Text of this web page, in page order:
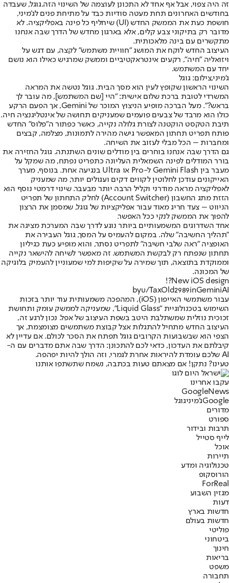
זה היה צפוי, אבל אף אחד לא התכונן לעוצמה של השינוי הזה.גוגל, שעבדה
בחודשים האחרונים תחת מעטה סודיות כבד על מתיחת פנים לג'מיני,
חושפת כעת את הממשק החדש (UI) שיחליף כל פינה באפליקציה. לא
מדובר רק בתיקוני צבע קלים, אלא בארגון מחדש של הדרך שבה אנחנו
מתקשרים עם בינה מלאכותית.
העיצוב החדש לוקח את המושג "חוויית משתמש" לקצה, עם דגש על
ויזואליה "חיה", רקעים אינטראקטיביים וממשק שמרגיש כאילו הוא נושם
יחד עם המשתמש.
ג'מיני,צילום: גוגל
השינוי הראשון שקופץ לעין הוא מסך הבית. גוגל נטשה את המראה
המשרדי לטובת ברכת שלום אישית: "היי [שם המשתמש], מה עובר לך
בראש?". מעל הברכה מופיע הניצוץ המוכר של Gemini, אך הפעם הרקע
כולו הוא מרבד של צבעים פועמים שמעניקים תחושה של אינטליגנציה חיה.
תיבת הטקסט הוקטנה לצורת גלולה נקייה, כאשר כפתור ה"פלוס" החדש
פותח תפריט תחתון המאפשר גישה מהירה לתמונות, מצלמה, קבצים
ומחברות – הכל מבלי לעזוב את השיחה.
גם הדרך שבה אנחנו בוחרים בין מודלים שונים השתנתה. גוגל החזירה את
בורר המודלים לפינה השמאלית העליונה כתפריט נפתח, מה שמקל על
מעבר בין Gemini Flash ל-Pro או Ultra בנגיעה אחת. בנוסף, מערך
האייקונים עודכן לחלוטין לקווים דקים ועגולים יותר, מה שמעניק
לאפליקציה מראה מודרני וקליל הרבה יותר מבעבר. שינוי דרמטי נוסף הוא
הזזת מתג החשבון (Account Switcher) לחלק התחתון של תפריט
הניווט – צעד חריג מאוד עבור אפליקציות של גוגל, שמסמן את הרצון
להפוך את הממשק לנקי ככל האפשר.
אחד השדרוגים המשמעותיים ביותר נוגע לדרך שבה המערכת מציגה את
"תהליך החשיבה" שלה. במקום להעמיס על המסך, גוגל העבירה את
האופציה "ראה שלבי חשיבה" לתפריט נסתר, והוא מופיע כעת כגיליון
תחתון שנפתח רק לבקשת המשתמש. זה מאפשר לשיחה להישאר נקייה
וממוקדת בתוצאה, תוך שמירה על שקיפות למי שמעוניין להעמיק בלוגיקה
של המכונה.
New iOS design?!
byu/TaxOld2989inGeminiAI
עבור משתמשי האייפון (iOS), המהפכה משמעותית עוד יותר בזכות
השימוש בטכנולוגיית "Liquid Glass", שמעניקה לממשק עומק ותחושת
זכוכית נוזלית שמשתלבת היטב בשפת העיצוב של אפל. נכון לרגע זה,
העיצוב החדש מתחיל להתגלות אצל קבוצת משתמשים מצומצמת, אך
הצפי הוא שבשבועות הקרובים גוגל תפתח את הסכר לכולם. אם עדיין לא
קיבלתם את העדכון, כדאי לכם להתכונן: הדרך שבה אתם מדברים עם ה-
AI שלכם עומדת להיראות אחרת לגמרי, וזה הולך להיות יפהפה.
טעינו? נתקן! אם מצאתם טעות בכתבה, נשמח שתשתפו אותנו
עקבו אחרינו
Googl eNews
Googleג'מיניגוגל
מדורים
ספורט
תרבות ובידור
לייף סטייל
אוכל
תיירות
טכנולוגיה ומדע
הורוסקופ
ForReal
מגזין השבוע
דעות
חדשות בארץ
חדשות בעולם
פוליטי
ביטחוני
חינוך
בריאות
משפט
תחבורה